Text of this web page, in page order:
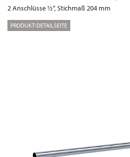
2 Anschlüsse ½“, Stichmaß 204 mm
PRODUKT-DETAILSEITE